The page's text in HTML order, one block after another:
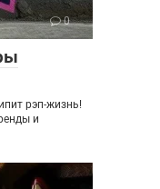
0
рэп-жизнь!
и